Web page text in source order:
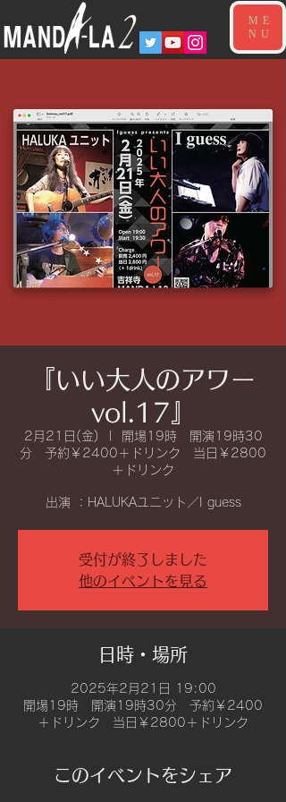
ME
NU
『いい大人のアワー
vol.17』
2月21日(金)
開場19時 開演19時30
分 予約￥2400＋ドリンク 当日￥2800
＋ドリンク
出演 ：HALUKAユニット／I guess
受付が終了しました
他のイベントを見る
日時・場所
2025年2月21日 19:00
開場19時 開演19時30分 予約￥2400
＋ドリンク 当日￥2800＋ドリンク
このイベントをシェア